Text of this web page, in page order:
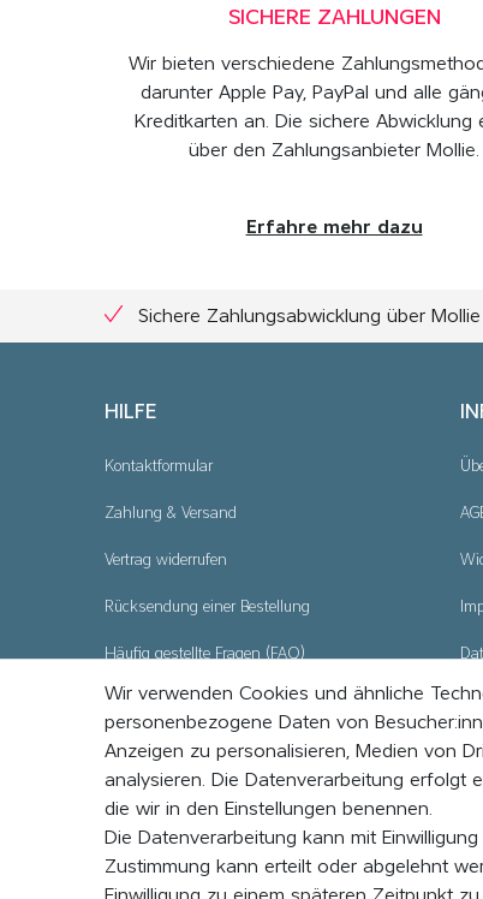
SICHERE ZAHLUNGEN
Wir bieten verschiedene
darunter Apple Pay, PayPal und alle
Kreditkarten an. Die sichere Abwicklung
über den Zahlungsanbieter Mollie.
Erfahre mehr dazu
Sichere Zahlungsabwicklung über Mollie
HILFE
Kontaktformular
Zahlung & Versand
Vertrag widerrufen
Rücksendung einer Bestellung
Häufig gestellte Fragen (FAQ)
Wir verwenden Cookies und ähnliche
personenbezogene Daten von
Anzeigen zu personalisieren, Medien von
analysieren. Die Datenverarbeitung erfolgt
die wir in den Einstellungen benennen.
Die Datenverarbeitung kann mit
Zustimmung kann erteilt oder abgelehnt